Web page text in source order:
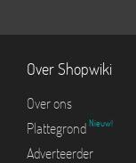
Over Shopwiki
Over ons
Plattegrond Nieuw!
Adverteerder